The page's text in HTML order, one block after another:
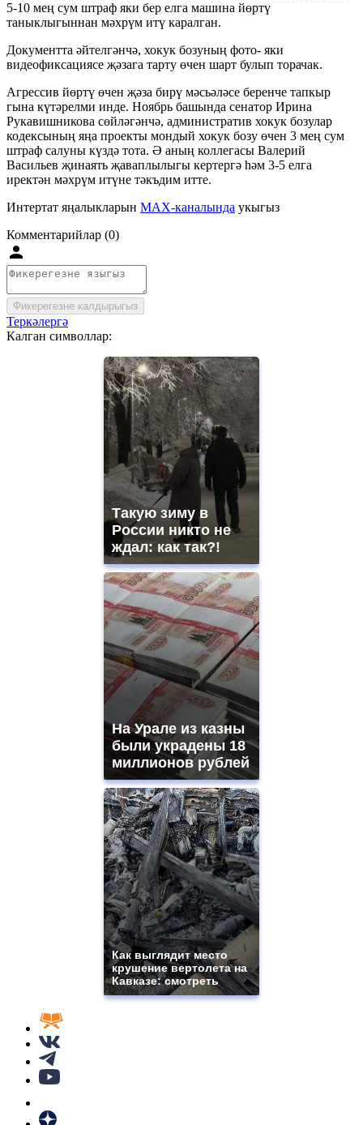
5-10 мең сум штраф яки бер елга машина йөртү
таныклыгыннан мәхрүм итү каралган.
Документта әйтелгәнчә, хокук бозуның фото- яки
видеофиксациясе җәзага тарту өчен шарт булып торачак.
Агрессив йөртү өчен җәза бирү мәсьәләсе беренче тапкыр
гына күтәрелми инде. Ноябрь башында сенатор Ирина
Рукавишникова сөйләгәнчә, административ хокук бозулар
кодексының яңа проекты мондый хокук бозу өчен 3 мең сум
штраф салуны күздә тота. Ә аның коллегасы Валерий
Васильев җинаять җаваплылыгы кертергә һәм 3-5 елга
иректән мәхрүм итүне тәкъдим итте.
Интертат яңалыкларын MAX-каналында укыгыз
Комментарийлар (0)
Фикерегезне калдырыгыз
Теркәлергә
Калган символлар:
Такую зиму в
России никто не
ждал: как так?!
На Урале из казны
были украдены 18
миллионов рублей
Как выглядит место
крушение вертолета на
Кавказе: смотреть